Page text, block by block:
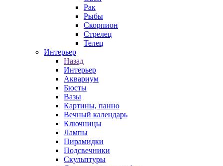
Рак
Рыбы
Скорпион
Стрелец
Телец
Интерьер
Назад
Интерьер
Аквариум
Бюсты
Вазы
Картины, панно
Вечный календарь
Ключницы
Лампы
Пирамидки
Подсвечники
Скульптуры